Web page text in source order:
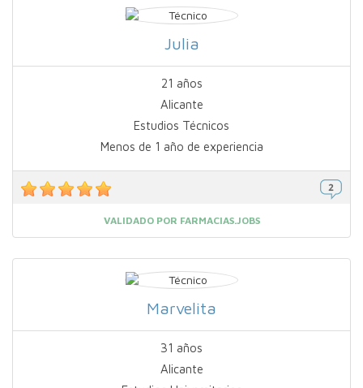
Julia
21 años
Alicante
Estudios Técnicos
Menos de 1 año de experiencia
VALIDADO POR FARMACIAS.JOBS
Marvelita
31 años
Alicante